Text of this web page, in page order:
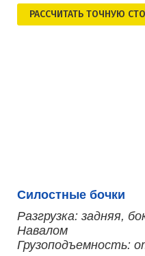
РАСCЧИТАТЬ ТОЧНУЮ
Силостные бочки
Разгрузка: задняя,
Навалом
Грузоподъемность: